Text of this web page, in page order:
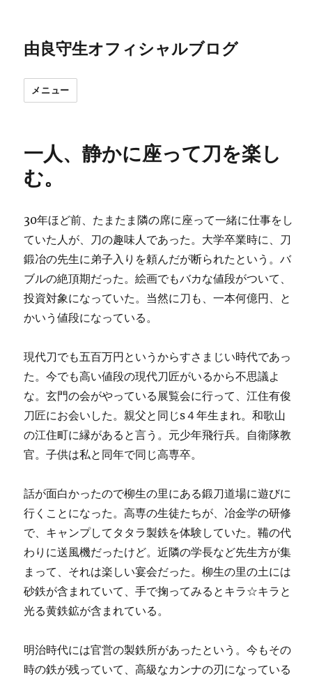
由良守生オフィシャルブログ
メニュー
一人、静かに座って刀を楽し
む。
30年ほど前、たまたま隣の席に座って一緒に仕事をし
ていた人が、刀の趣味人であった。大学卒業時に、刀
鍛冶の先生に弟子入りを頼んだが断られたという。バ
ブルの絶頂期だった。絵画でもバカな値段がついて、
投資対象になっていた。当然に刀も、一本何億円、と
かいう値段になっている。
現代刀でも五百万円というからすさまじい時代であっ
た。今でも高い値段の現代刀匠がいるから不思議よ
な。玄門の会がやっている展覧会に行って、江住有俊
刀匠にお会いした。親父と同じs４年生まれ。和歌山
の江住町に縁があると言う。元少年飛行兵。自衛隊教
官。子供は私と同年で同じ高専卒。
話が面白かったので柳生の里にある鍛刀道場に遊びに
行くことになった。高専の生徒たちが、冶金学の研修
で、キャンプしてタタラ製鉄を体験していた。鞴の代
わりに送風機だったけど。近隣の学長など先生方が集
まって、それは楽しい宴会だった。柳生の里の土には
砂鉄が含まれていて、手で掬ってみるとキラ☆キラと
光る黄鉄鉱が含まれている。
明治時代には官営の製鉄所があったという。今もその
時の鉄が残っていて、高級なカンナの刃になっている